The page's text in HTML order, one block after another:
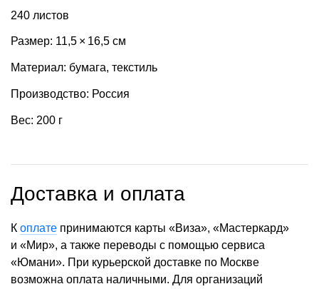
240 листов
Размер: 11,5 × 16,5 см
Материал: бумага, текстиль
Производство: Россия
Вес: 200 г
Доставка и оплата
К оплате принимаются карты «Виза», «Мастеркард»
и «Мир», а также переводы с помощью сервиса
«Юмани». При курьерской доставке по Москве
возможна оплата наличными. Для организаций